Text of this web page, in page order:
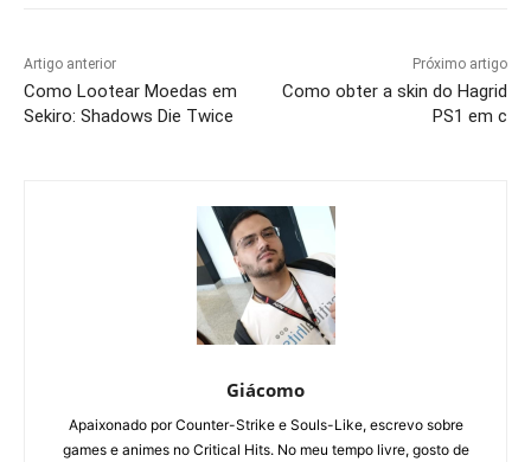
Artigo anterior
Como Lootear Moedas em
Sekiro: Shadows Die Twice
Próximo artigo
Como obter a skin do Hagrid
PS1 em c
Giácomo
Apaixonado por Counter-Strike e Souls-Like, escrevo sobre
games e animes no Critical Hits. No meu tempo livre, gosto de